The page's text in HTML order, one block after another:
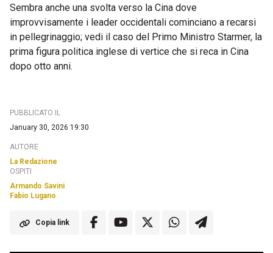
Sembra anche una svolta verso la Cina dove
improvvisamente i leader occidentali cominciano a recarsi
in pellegrinaggio; vedi il caso del Primo Ministro Starmer, la
prima figura politica inglese di vertice che si reca in Cina
dopo otto anni.
PUBBLICATO IL
January 30, 2026 19:30
AUTORE
La Redazione
OSPITI
Armando Savini
Fabio Lugano
Copia link